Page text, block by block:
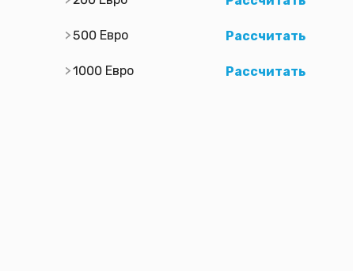
500 Евро Рассчитать
1000 Евро Рассчитать